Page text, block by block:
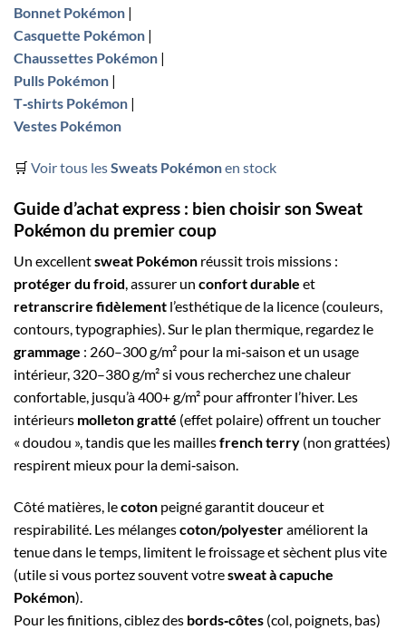
Bonnet Pokémon |
Casquette Pokémon |
Chaussettes Pokémon |
Pulls Pokémon |
T‑shirts Pokémon |
Vestes Pokémon
🛒 Voir tous lesSweats Pokémonen stock
Guide d’achat express : bien choisir son Sweat
Pokémon du premier coup
Un excellentsweat Pokémon réussit trois missions :
protéger du froid, assurer un confort durable et
retranscrire fidèlement l’esthétique de la licence (couleurs,
contours, typographies). Sur le plan thermique, regardez le
grammage : 260–300 g/m² pour la mi‑saison et un usage
intérieur, 320–380 g/m² si vous recherchez une chaleur
confortable, jusqu’à 400+ g/m² pour affronter l’hiver. Les
intérieurs molleton gratté (effet polaire) offrent un toucher
« doudou », tandis que les maillesfrench terry (non grattées)
respirent mieux pour la demi‑saison.
Côté matières, lecoton peigné garantit douceur et
respirabilité. Les mélangescoton/polyesteraméliorent la
tenue dans le temps, limitent le froissage et sèchent plus vite
(utile si vous portez souvent votresweat à capuche
Pokémon).
Pour les finitions, ciblez des bords‑côtes (col, poignets, bas)